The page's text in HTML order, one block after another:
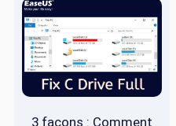
3 façons : Comment